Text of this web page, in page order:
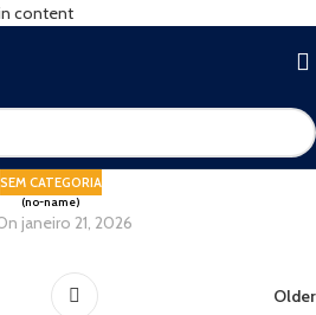
content
SEM CATEGORIA
(no-name)
janeiro 21, 2026
Older